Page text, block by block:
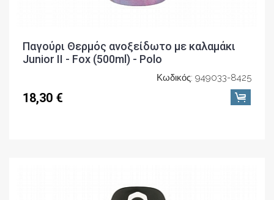
Παγούρι Θερμός ανοξείδωτο με καλαμάκι
Junior II - Fox (500ml) - Polo
Κωδικός: 949033-8425
18,30 €